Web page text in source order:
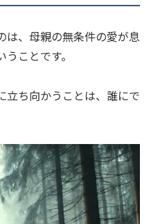
は、母親の無条件の愛が息
ことです。
立ち向かうことは、誰にで